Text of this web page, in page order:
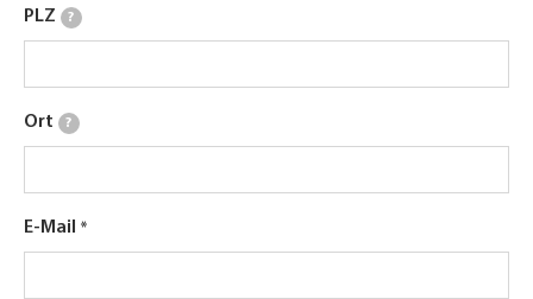
PLZ ?
Ort ?
E-Mail